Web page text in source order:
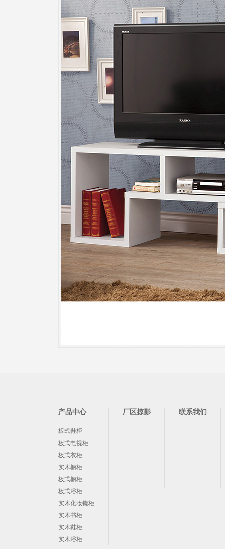
产品中心
板式鞋柜
板式电视柜
板式衣柜
实木橱柜
板式橱柜
板式浴柜
实木化妆镜柜
实木书柜
实木鞋柜
实木浴柜
厂区掠影 联系我们